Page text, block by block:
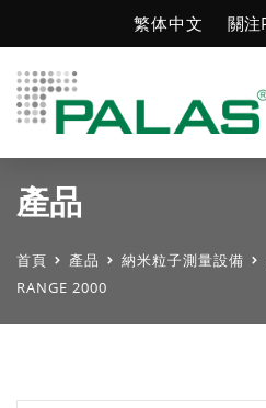
繁体中文 關注
產品
首頁 產品 納米粒子測量設備
RANGE 2000